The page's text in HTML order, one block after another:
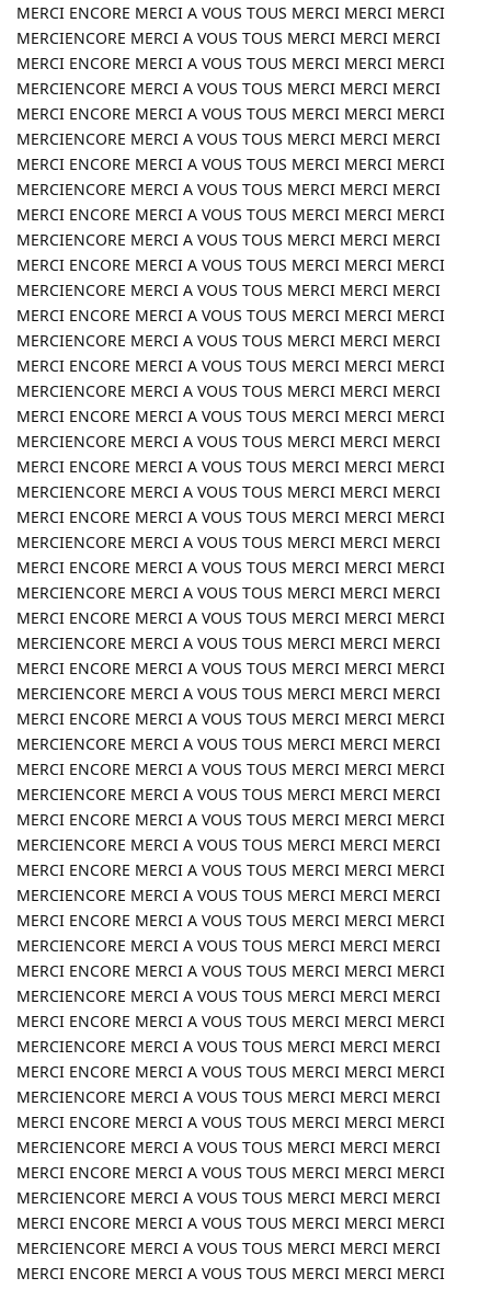
MERCI ENCORE MERCI A VOUS TOUS MERCI MERCI MERCI
MERCIENCORE MERCI A VOUS TOUS MERCI MERCI MERCI
MERCI ENCORE MERCI A VOUS TOUS MERCI MERCI MERCI
MERCIENCORE MERCI A VOUS TOUS MERCI MERCI MERCI
MERCI ENCORE MERCI A VOUS TOUS MERCI MERCI MERCI
MERCIENCORE MERCI A VOUS TOUS MERCI MERCI MERCI
MERCI ENCORE MERCI A VOUS TOUS MERCI MERCI MERCI
MERCIENCORE MERCI A VOUS TOUS MERCI MERCI MERCI
MERCI ENCORE MERCI A VOUS TOUS MERCI MERCI MERCI
MERCIENCORE MERCI A VOUS TOUS MERCI MERCI MERCI
MERCI ENCORE MERCI A VOUS TOUS MERCI MERCI MERCI
MERCIENCORE MERCI A VOUS TOUS MERCI MERCI MERCI
MERCI ENCORE MERCI A VOUS TOUS MERCI MERCI MERCI
MERCIENCORE MERCI A VOUS TOUS MERCI MERCI MERCI
MERCI ENCORE MERCI A VOUS TOUS MERCI MERCI MERCI
MERCIENCORE MERCI A VOUS TOUS MERCI MERCI MERCI
MERCI ENCORE MERCI A VOUS TOUS MERCI MERCI MERCI
MERCIENCORE MERCI A VOUS TOUS MERCI MERCI MERCI
MERCI ENCORE MERCI A VOUS TOUS MERCI MERCI MERCI
MERCIENCORE MERCI A VOUS TOUS MERCI MERCI MERCI
MERCI ENCORE MERCI A VOUS TOUS MERCI MERCI MERCI
MERCIENCORE MERCI A VOUS TOUS MERCI MERCI MERCI
MERCI ENCORE MERCI A VOUS TOUS MERCI MERCI MERCI
MERCIENCORE MERCI A VOUS TOUS MERCI MERCI MERCI
MERCI ENCORE MERCI A VOUS TOUS MERCI MERCI MERCI
MERCIENCORE MERCI A VOUS TOUS MERCI MERCI MERCI
MERCI ENCORE MERCI A VOUS TOUS MERCI MERCI MERCI
MERCIENCORE MERCI A VOUS TOUS MERCI MERCI MERCI
MERCI ENCORE MERCI A VOUS TOUS MERCI MERCI MERCI
MERCIENCORE MERCI A VOUS TOUS MERCI MERCI MERCI
MERCI ENCORE MERCI A VOUS TOUS MERCI MERCI MERCI
MERCIENCORE MERCI A VOUS TOUS MERCI MERCI MERCI
MERCI ENCORE MERCI A VOUS TOUS MERCI MERCI MERCI
MERCIENCORE MERCI A VOUS TOUS MERCI MERCI MERCI
MERCI ENCORE MERCI A VOUS TOUS MERCI MERCI MERCI
MERCIENCORE MERCI A VOUS TOUS MERCI MERCI MERCI
MERCI ENCORE MERCI A VOUS TOUS MERCI MERCI MERCI
MERCIENCORE MERCI A VOUS TOUS MERCI MERCI MERCI
MERCI ENCORE MERCI A VOUS TOUS MERCI MERCI MERCI
MERCIENCORE MERCI A VOUS TOUS MERCI MERCI MERCI
MERCI ENCORE MERCI A VOUS TOUS MERCI MERCI MERCI
MERCIENCORE MERCI A VOUS TOUS MERCI MERCI MERCI
MERCI ENCORE MERCI A VOUS TOUS MERCI MERCI MERCI
MERCIENCORE MERCI A VOUS TOUS MERCI MERCI MERCI
MERCI ENCORE MERCI A VOUS TOUS MERCI MERCI MERCI
MERCIENCORE MERCI A VOUS TOUS MERCI MERCI MERCI
MERCI ENCORE MERCI A VOUS TOUS MERCI MERCI MERCI
MERCIENCORE MERCI A VOUS TOUS MERCI MERCI MERCI
MERCI ENCORE MERCI A VOUS TOUS MERCI MERCI MERCI
MERCIENCORE MERCI A VOUS TOUS MERCI MERCI MERCI
MERCI ENCORE MERCI A VOUS TOUS MERCI MERCI MERCI